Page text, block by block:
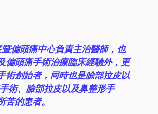
偏頭痛中心負責主治醫師，也
偏頭痛手術治療臨床經驗外，更
術創始者，同時也是臉部拉皮以
術、臉部拉皮以及鼻整形手
的患者。